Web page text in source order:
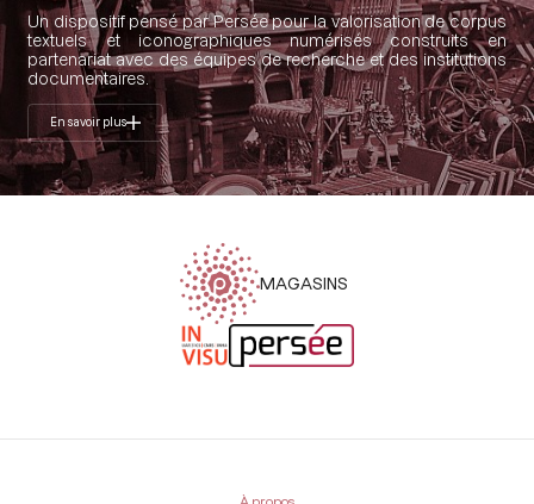
Un dispositif pensé par Persée pour la valorisation de corpus
textuels et iconographiques numérisés construits en
partenariat avec des équipes de recherche et des institutions
documentaires.
En savoir plus
MAGASINS
Menu